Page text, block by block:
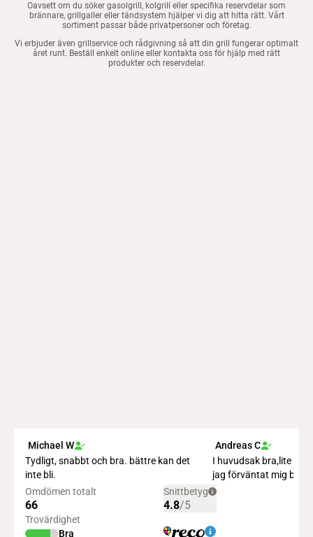
Oavsett om du söker gasolgrill, kolgrill eller specifika reservdelar som
brännare, grillgaller eller tändsystem hjälper vi dig att hitta rätt. Vårt
sortiment passar både privatpersoner och företag.
Vi erbjuder även grillservice och rådgivning så att din grill fungerar optimalt
året runt. Beställ enkelt online eller kontakta oss för hjälp med rätt
produkter och reservdelar.